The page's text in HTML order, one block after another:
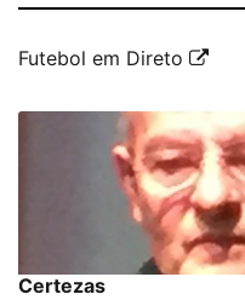
Futebol em Direto
Certezas